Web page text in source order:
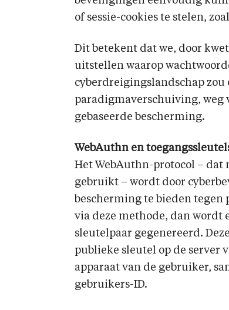
of sessie-cookies te stelen,
Dit betekent dat we, door
uitstellen waarop
cyberdreigingslandschap
paradigmaverschuiving, weg
gebaseerde bescherming.
WebAuthn en
Het WebAuthn-protocol – dat
gebruikt – wordt door
bescherming te bieden tegen
via deze methode, dan
sleutelpaar gegenereerd.
publieke sleutel op de server
apparaat van de gebruiker,
gebruikers-ID.